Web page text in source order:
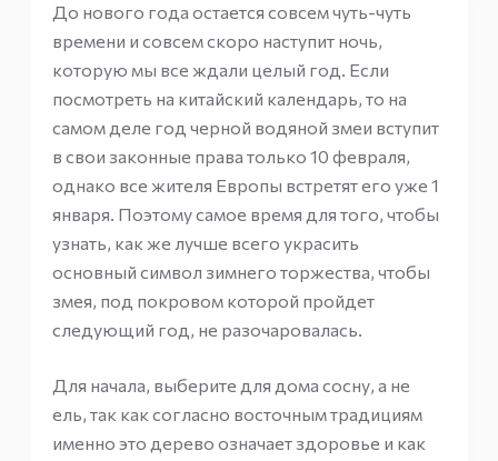
До нового года остается совсем чуть-чуть
времени и совсем скоро наступит ночь,
которую мы все ждали целый год. Если
посмотреть на китайский календарь, то на
самом деле год черной водяной змеи вступит
в свои законные права только 10 февраля,
однако все жителя Европы встретят его уже 1
января. Поэтому самое время для того, чтобы
узнать, как же лучше всего украсить
основный символ зимнего торжества, чтобы
змея, под покровом которой пройдет
следующий год, не разочаровалась.
Для начала, выберите для дома сосну, а не
ель, так как согласно восточным традициям
именно это дерево означает здоровье и как